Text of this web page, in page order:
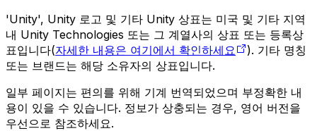
'Unity', Unity 로고 및 기타 Unity 상표는 미국 및 기타 지역
내 Unity Technologies 또는 그 계열사의 상표 또는 등록상
표입니다(자세한 내용은 여기에서 확인하세요
). 기타 명칭
또는 브랜드는 해당 소유자의 상표입니다.
일부 페이지는 편의를 위해 기계 번역되었으며 부정확한 내
용이 있을 수 있습니다. 정보가 상충되는 경우, 영어 버전을
우선으로 참조하세요.